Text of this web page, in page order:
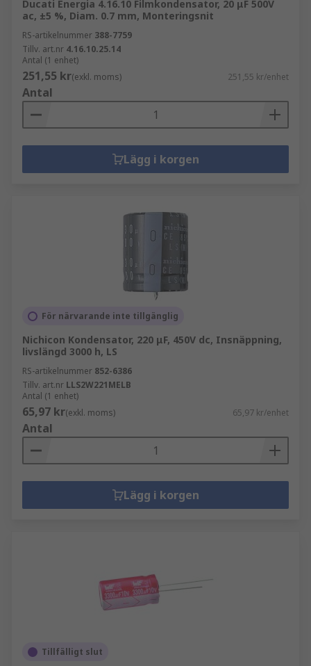
Ducati Energia 4.16.10 Filmkondensator, 20 μF 500V
ac, ±5 %, Diam. 0.7 mm, Monteringsnit
RS-artikelnummer 388-7759
Tillv. art.nr 4.16.10.25.14
Antal (1 enhet)
251,55 kr(exkl. moms) 251,55 kr/enhet
Antal
Lägg i korgen
För närvarande inte tillgänglig
Nichicon Kondensator, 220 μF, 450V dc, Insnäppning,
livslängd 3000 h, LS
RS-artikelnummer 852-6386
Tillv. art.nr LLS2W221MELB
Antal (1 enhet)
65,97 kr(exkl. moms) 65,97 kr/enhet
Antal
Lägg i korgen
Tillfälligt slut